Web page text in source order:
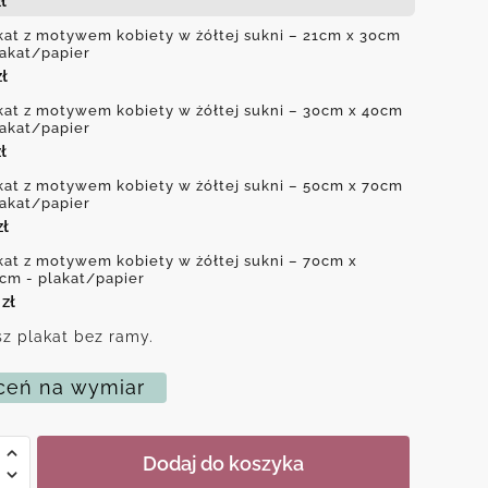
z motywem kobiety w żółtej sukni – 21cm x 30cm
papier
z motywem kobiety w żółtej sukni – 30cm x 40cm
papier
z motywem kobiety w żółtej sukni – 50cm x 70cm
papier
z motywem kobiety w żółtej sukni – 70cm x
- plakat/papier
zł
plakat bez ramy.
na wymiar
Dodaj do koszyka